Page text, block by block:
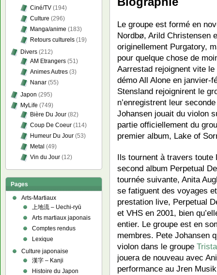
Le groupe est formé en
Nordbø, Arild Christensen
originellement Purgatory,
pour quelque chose de
Aarrestad rejoignent vite
démo All Alone en janvier-
Stensland rejoignirent le
n’enregistrent leur
Johansen jouait du violon
partie officiellement du
premier album, Lake of
Ils tournent à travers toute
second album Perpetual
tournée suivante, Anita
se fatiguent des voyages
prestation live, Perpetual
et VHS en 2001, bien
entier. Le groupe est en
membres. Pete Johansen
violon dans le groupe
jouera de nouveau avec
performance au Jren
Ciné/TV (194)
Culture (296)
Manga/anime (183)
Retours culturels (19)
Divers (212)
AM Etrangers (51)
Animes Autres (3)
Nanar (55)
Japon (295)
MyLife (749)
Bière Du Jour (82)
Coup De Coeur (114)
Humeur Du Jour (53)
Metal (49)
Vin du Jour (12)
Pages
Arts-Martiaux
上地流 – Uechi-ryū
Arts martiaux japonais
Comptes rendus
Lexique
Culture japonaise
漢字 – Kanji
Histoire du Japon